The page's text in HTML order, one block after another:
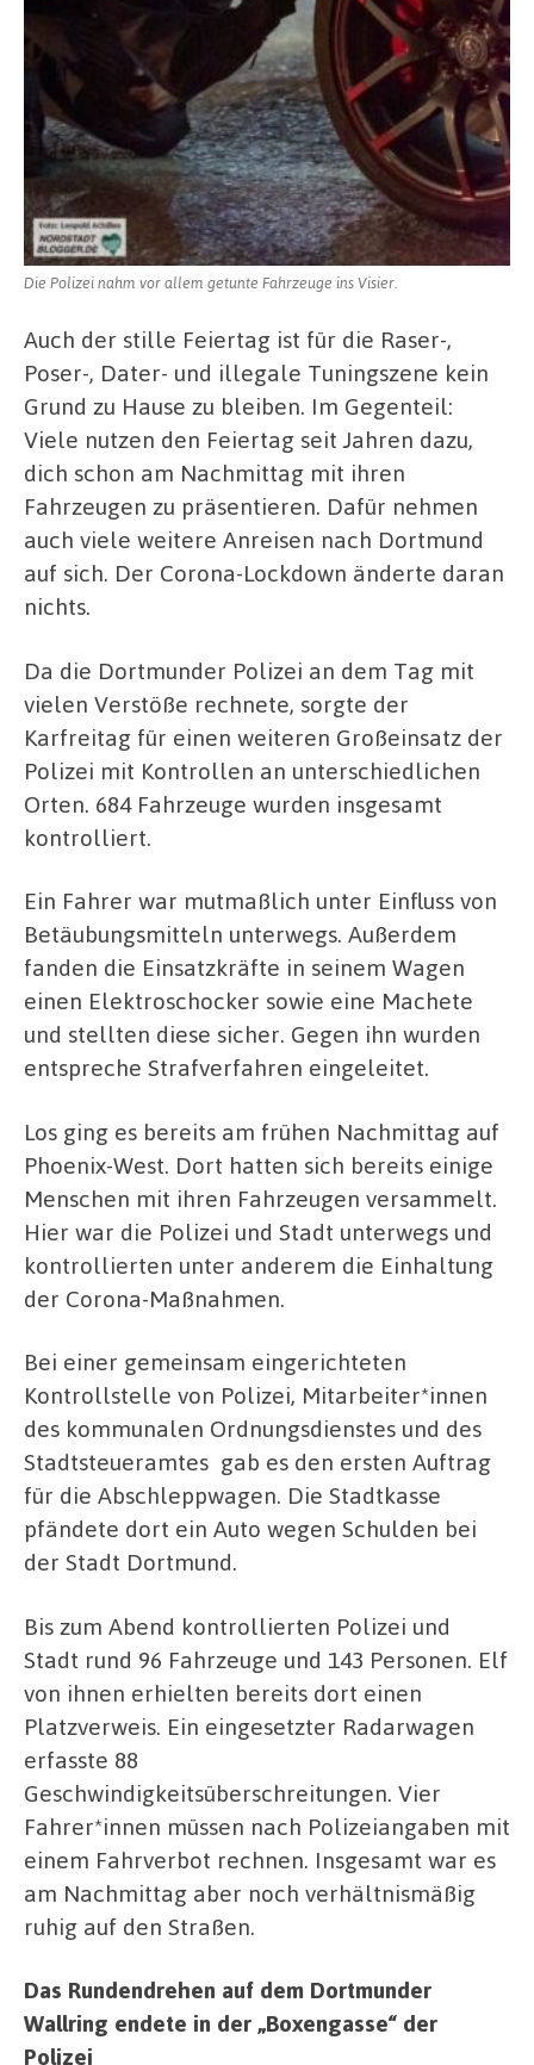
Die Polizei nahm vor allem getunte Fahrzeuge ins Visier.
Auch der stille Feiertag ist für die Raser-,
Poser-, Dater- und illegale Tuningszene kein
Grund zu Hause zu bleiben. Im Gegenteil:
Viele nutzen den Feiertag seit Jahren dazu,
dich schon am Nachmittag mit ihren
Fahrzeugen zu präsentieren. Dafür nehmen
auch viele weitere Anreisen nach Dortmund
auf sich. Der Corona-Lockdown änderte daran
nichts.
Da die Dortmunder Polizei an dem Tag mit
vielen Verstöße rechnete, sorgte der
Karfreitag für einen weiteren Großeinsatz der
Polizei mit Kontrollen an unterschiedlichen
Orten. 684 Fahrzeuge wurden insgesamt
kontrolliert.
Ein Fahrer war mutmaßlich unter Einfluss von
Betäubungsmitteln unterwegs. Außerdem
fanden die Einsatzkräfte in seinem Wagen
einen Elektroschocker sowie eine Machete
und stellten diese sicher. Gegen ihn wurden
entspreche Strafverfahren eingeleitet.
Los ging es bereits am frühen Nachmittag auf
Phoenix-West. Dort hatten sich bereits einige
Menschen mit ihren Fahrzeugen versammelt.
Hier war die Polizei und Stadt unterwegs und
kontrollierten unter anderem die Einhaltung
der Corona-Maßnahmen.
Bei einer gemeinsam eingerichteten
Kontrollstelle von Polizei, Mitarbeiter*innen
des kommunalen Ordnungsdienstes und des
Stadtsteueramtes gab es den ersten Auftrag
für die Abschleppwagen. Die Stadtkasse
pfändete dort ein Auto wegen Schulden bei
der Stadt Dortmund.
Bis zum Abend kontrollierten Polizei und
Stadt rund 96 Fahrzeuge und 143 Personen. Elf
von ihnen erhielten bereits dort einen
Platzverweis. Ein eingesetzter Radarwagen
erfasste 88
Geschwindigkeitsüberschreitungen. Vier
Fahrer*innen müssen nach Polizeiangaben mit
einem Fahrverbot rechnen. Insgesamt war es
am Nachmittag aber noch verhältnismäßig
ruhig auf den Straßen.
Das Rundendrehen auf dem Dortmunder
Wallring endete in der „Boxengasse“ der
Polizei